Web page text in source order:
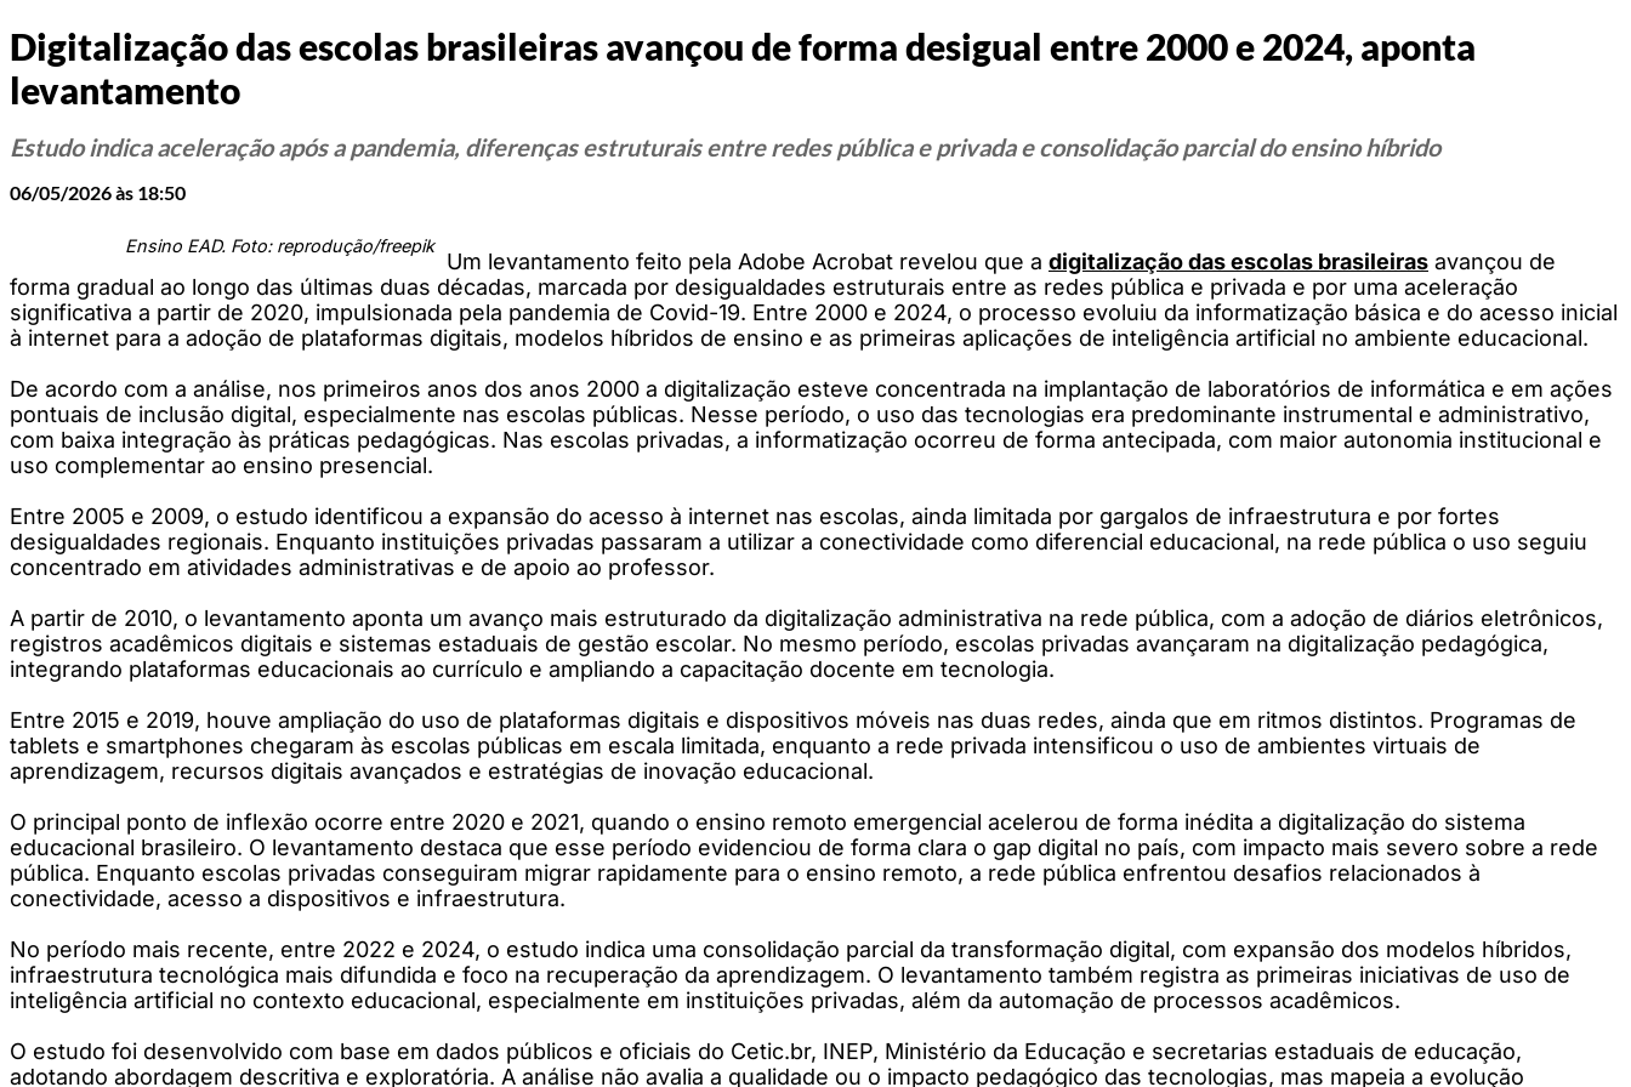
Digitalização das escolas brasileiras avançou de forma desigual entre 2000 e 2024, aponta
levantamento
Estudo indica aceleração após a pandemia, diferenças estruturais entre redes pública e privada e consolidação parcial do ensino híbrido
06/05/2026 às 18:50
Ensino EAD. Foto: reprodução/freepik
Um levantamento feito pela Adobe Acrobat revelou que a digitalização das escolas brasileiras avançou de
forma gradual ao longo das últimas duas décadas, marcada por desigualdades estruturais entre as redes pública e privada e por uma aceleração
significativa a partir de 2020, impulsionada pela pandemia de Covid-19. Entre 2000 e 2024, o processo evoluiu da informatização básica e do acesso inicial
à internet para a adoção de plataformas digitais, modelos híbridos de ensino e as primeiras aplicações de inteligência artificial no ambiente educacional.
De acordo com a análise, nos primeiros anos dos anos 2000 a digitalização esteve concentrada na implantação de laboratórios de informática e em ações
pontuais de inclusão digital, especialmente nas escolas públicas. Nesse período, o uso das tecnologias era predominante instrumental e administrativo,
com baixa integração às práticas pedagógicas. Nas escolas privadas, a informatização ocorreu de forma antecipada, com maior autonomia institucional e
uso complementar ao ensino presencial.
Entre 2005 e 2009, o estudo identificou a expansão do acesso à internet nas escolas, ainda limitada por gargalos de infraestrutura e por fortes
desigualdades regionais. Enquanto instituições privadas passaram a utilizar a conectividade como diferencial educacional, na rede pública o uso seguiu
concentrado em atividades administrativas e de apoio ao professor.
A partir de 2010, o levantamento aponta um avanço mais estruturado da digitalização administrativa na rede pública, com a adoção de diários eletrônicos,
registros acadêmicos digitais e sistemas estaduais de gestão escolar. No mesmo período, escolas privadas avançaram na digitalização pedagógica,
integrando plataformas educacionais ao currículo e ampliando a capacitação docente em tecnologia.
Entre 2015 e 2019, houve ampliação do uso de plataformas digitais e dispositivos móveis nas duas redes, ainda que em ritmos distintos. Programas de
tablets e smartphones chegaram às escolas públicas em escala limitada, enquanto a rede privada intensificou o uso de ambientes virtuais de
aprendizagem, recursos digitais avançados e estratégias de inovação educacional.
O principal ponto de inflexão ocorre entre 2020 e 2021, quando o ensino remoto emergencial acelerou de forma inédita a digitalização do sistema
educacional brasileiro. O levantamento destaca que esse período evidenciou de forma clara o gap digital no país, com impacto mais severo sobre a rede
pública. Enquanto escolas privadas conseguiram migrar rapidamente para o ensino remoto, a rede pública enfrentou desafios relacionados à
conectividade, acesso a dispositivos e infraestrutura.
No período mais recente, entre 2022 e 2024, o estudo indica uma consolidação parcial da transformação digital, com expansão dos modelos híbridos,
infraestrutura tecnológica mais difundida e foco na recuperação da aprendizagem. O levantamento também registra as primeiras iniciativas de uso de
inteligência artificial no contexto educacional, especialmente em instituições privadas, além da automação de processos acadêmicos.
O estudo foi desenvolvido com base em dados públicos e oficiais do Cetic.br, INEP, Ministério da Educação e secretarias estaduais de educação,
adotando abordagem descritiva e exploratória. A análise não avalia a qualidade ou o impacto pedagógico das tecnologias, mas mapeia a evolução